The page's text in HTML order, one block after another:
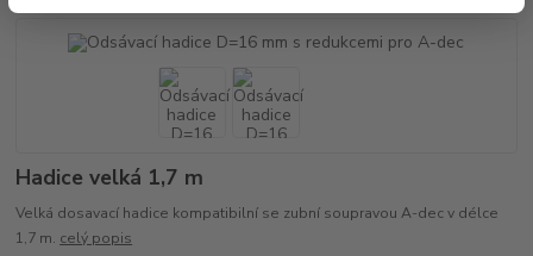
Hadice velká 1,7 m
Velká dosavací hadice kompatibilní se zubní soupravou A-dec v délce
1,7 m. celý popis